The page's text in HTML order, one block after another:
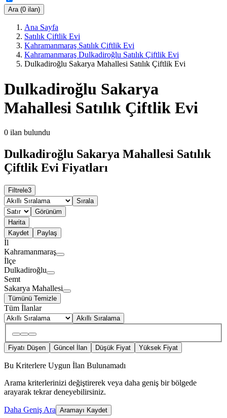
Ara (0 ilan)
Ana Sayfa
Satılık Çiftlik Evi
Kahramanmaraş Satılık Çiftlik Evi
Kahramanmaraş Dulkadiroğlu Satılık Çiftlik Evi
Dulkadiroğlu Sakarya Mahallesi Satılık Çiftlik Evi
Dulkadiroğlu Sakarya
Mahallesi Satılık Çiftlik Evi
0 ilan bulundu
Dulkadiroğlu Sakarya Mahallesi Satılık
Çiftlik Evi Fiyatları
Filtrele3
Sırala
Görünüm
Harita
Kaydet
Paylaş
İl
Kahramanmaraş
İlçe
Dulkadiroğlu
Semt
Sakarya Mahallesi
Tümünü Temizle
Tüm İlanlar
Akıllı Sıralama
Fiyatı Düşen Güncel İlan Düşük Fiyat Yüksek Fiyat
Bu Kriterlere Uygun İlan Bulunamadı
Arama kriterlerinizi değiştirerek veya daha geniş bir bölgede
arayarak tekrar deneyebilirsiniz.
Daha Geniş Ara Aramayı Kaydet